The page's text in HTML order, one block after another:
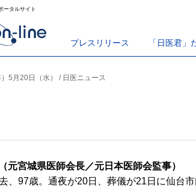
ータルサイト
プレスリリース 「日医君」
5月20日（水） / 日医ニュース
宮城県医師会長／元日本医師会監事）
、97歳。通夜が20日、葬儀が21日に仙台市